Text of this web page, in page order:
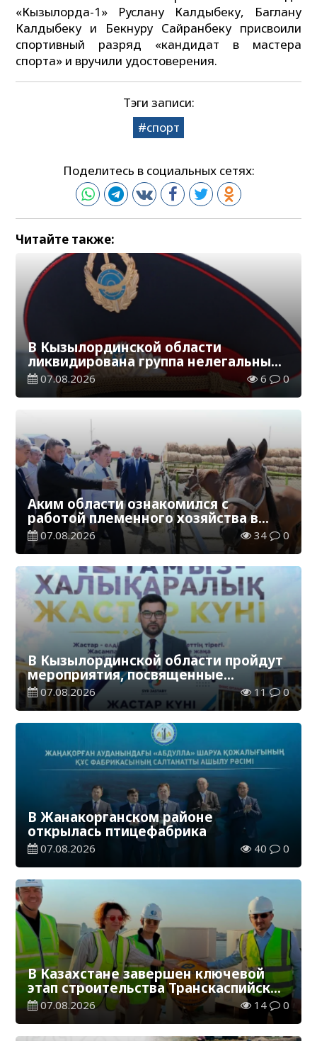
«Кызылорда-1» Руслану Калдыбеку, Баглану
Калдыбеку и Бекнуру Сайранбеку присвоили
спортивный разряд «кандидат в мастера
спорта» и вручили удостоверения.
Тэги записи:
спорт
Поделитесь в социальных сетях:
Читайте также:
В Кызылординской области
ликвидирована группа нелегальных
добытчиков золота
07.08.2026 6 0
Аким области ознакомился с
работой племенного хозяйства в
Жанакорганском районе
07.08.2026 34 0
В Кызылординской области пройдут
мероприятия, посвященные
Международному дню молодежи
07.08.2026 11 0
В Жанакорганском районе
открылась птицефабрика
07.08.2026 40 0
В Казахстане завершен ключевой
этап строительства Транскаспийской
волоконно-оптической линии связи
07.08.2026 14 0